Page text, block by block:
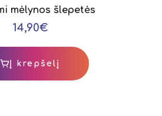
mėlynos šlepetės
14,90€
Į krepšelį